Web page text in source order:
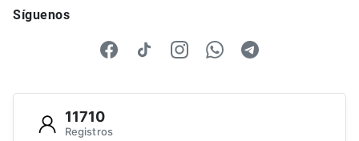
Síguenos
11710
Registros